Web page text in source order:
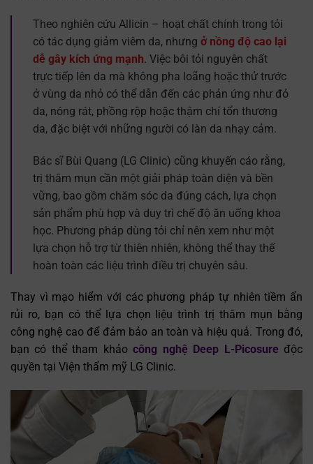
Theo nghiên cứu Allicin – hoạt chất chính trong tỏi
có tác dụng giảm viêm da, nhưng ở nồng độ cao lại
dễ gây kích ứng mạnh. Việc bôi tỏi nguyên chất
trực tiếp lên da mà không pha loãng hoặc thử trước
ở vùng da nhỏ có thể dẫn đến các phản ứng như đỏ
da, nóng rát, phồng rộp hoặc thậm chí tổn thương
da, đặc biệt với những người có làn da nhạy cảm.
Bác sĩ Bùi Quang (LG Clinic) cũng khuyến cáo rằng,
trị thâm mụn cần một giải pháp toàn diện và bền
vững, bao gồm chăm sóc da đúng cách, lựa chọn
sản phẩm phù hợp và duy trì chế độ ăn uống khoa
học. Phương pháp dùng tỏi chỉ nên xem như một
lựa chọn hỗ trợ từ thiên nhiên, không thể thay thế
hoàn toàn các liệu trình điều trị chuyên sâu.
Thay vì mạo hiểm với các phương pháp tự nhiên tiềm ẩn
rủi ro, bạn có thể lựa chọn liệu trình trị thâm mụn bằng
công nghệ cao để đảm bảo an toàn và hiệu quả. Trong đó,
bạn có thể tham khảocông nghệ Deep L-Picosure độc
quyền tại Viện thẩm mỹ LG Clinic.